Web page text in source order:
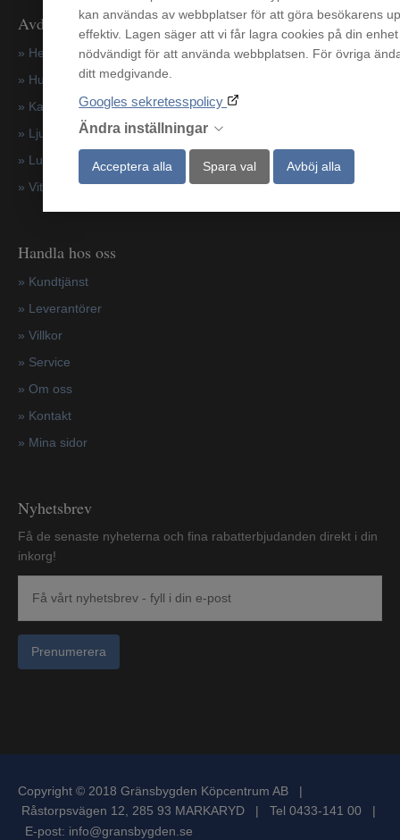
kan användas av webbplatser för att göra besökarens
effektiv. Lagen säger att vi får lagra cookies på din
nödvändigt för att använda webbplatsen. För övriga
ditt medgivande.
Googles sekretesspolicy
Ändra inställningar
Acceptera alla Spara val Avböj alla
Avdelningar
» Hem & Fritid
» Hushållsapparater
» Kampanjer
» Ljud & Bild
» Luftvård & Värme
» Vitvaror
Handla hos oss
» Kundtjänst
» Leverantörer
» Villkor
» Service
» Om oss
» Kontakt
» Mina sidor
Nyhetsbrev
Få de senaste nyheterna och fina rabatterbjudanden direkt i din
inkorg!
Prenumerera
Copyright © 2018 Gränsbygden Köpcentrum AB |
Råstorpsvägen 12, 285 93 MARKARYD | Tel 0433-141 00 |
E-post: info@gransbygden.se